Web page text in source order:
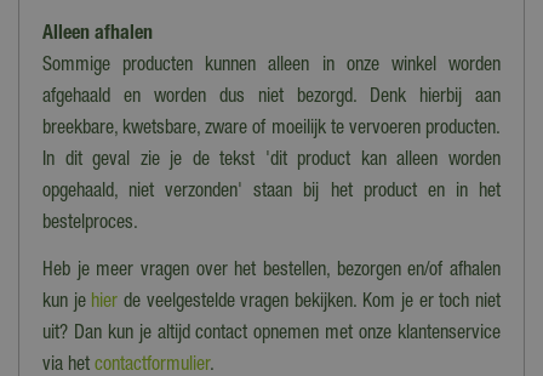
Alleen afhalen
Sommige producten kunnen alleen in onze winkel worden
afgehaald en worden dus niet bezorgd. Denk hierbij aan
breekbare, kwetsbare, zware of moeilijk te vervoeren producten.
In dit geval zie je de tekst 'dit product kan alleen worden
opgehaald, niet verzonden' staan bij het product en in het
bestelproces.
Heb je meer vragen over het bestellen, bezorgen en/of afhalen
kun je hier de veelgestelde vragen bekijken. Kom je er toch niet
uit? Dan kun je altijd contact opnemen met onze klantenservice
via het contactformulier.